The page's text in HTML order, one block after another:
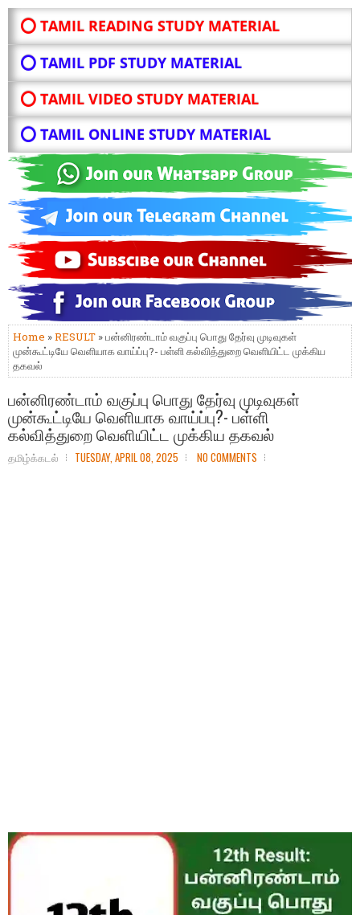
⭕ TAMIL READING STUDY MATERIAL
⭕ TAMIL PDF STUDY MATERIAL
⭕ TAMIL VIDEO STUDY MATERIAL
⭕ TAMIL ONLINE STUDY MATERIAL
Home »RESULT » பன்னிரண்டாம் வகுப்பு பொது தேர்வு முடிவுகள்
முன்கூட்டியே வெளியாக வாய்ப்பு?- பள்ளி கல்வித்துறை வெளியிட்ட முக்கிய
தகவல்
பன்னிரண்டாம் வகுப்பு பொது தேர்வு முடிவுகள்
முன்கூட்டியே வெளியாக வாய்ப்பு?- பள்ளி
கல்வித்துறை வெளியிட்ட முக்கிய தகவல்
தமிழ்க்கடல் TUESDAY, APRIL 08, 2025 NO COMMENTS